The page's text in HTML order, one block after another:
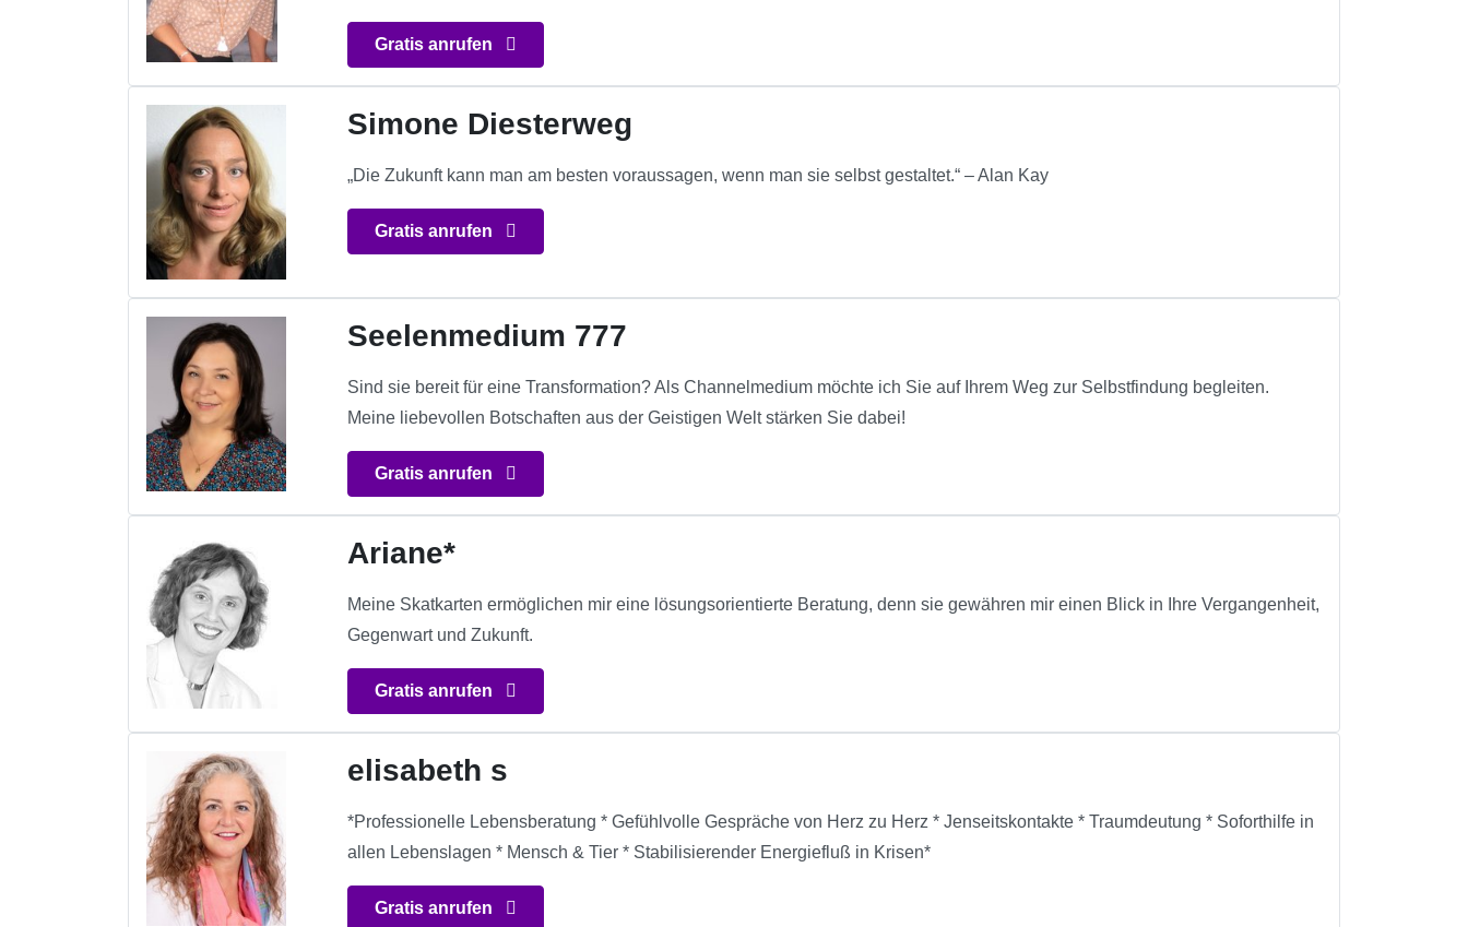
Gratis anrufen
Simone Diesterweg
„Die Zukunft kann man am besten voraussagen, wenn man sie selbst gestaltet.“ – Alan Kay
Gratis anrufen
Seelenmedium 777
Sind sie bereit für eine Transformation? Als Channelmedium möchte ich Sie auf Ihrem Weg zur Selbstfindung begleiten.
Meine liebevollen Botschaften aus der Geistigen Welt stärken Sie dabei!
Gratis anrufen
Ariane*
Meine Skatkarten ermöglichen mir eine lösungsorientierte Beratung, denn sie gewähren mir einen Blick in Ihre Vergangenheit,
Gegenwart und Zukunft.
Gratis anrufen
elisabeth s
*Professionelle Lebensberatung * Gefühlvolle Gespräche von Herz zu Herz * Jenseitskontakte * Traumdeutung * Soforthilfe in
allen Lebenslagen * Mensch & Tier * Stabilisierender Energiefluß in Krisen*
Gratis anrufen